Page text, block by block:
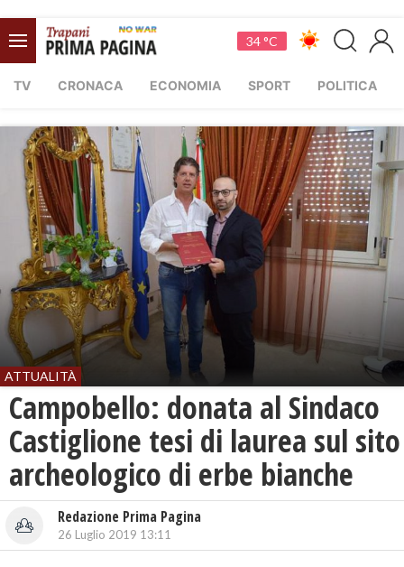
34 °C
TV CRONACA ECONOMIA SPORT POLITICA
ATTUALITÀ
Campobello: donata al Sindaco
Castiglione tesi di laurea sul sito
archeologico di erbe bianche
Redazione Prima Pagina
26 Luglio 2019 13:11